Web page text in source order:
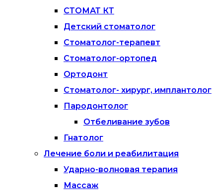
СТОМАТ КТ
Детский стоматолог
Стоматолог-терапевт
Стоматолог-ортопед
Ортодонт
Стоматолог- хирург, имплантолог
Пародонтолог
Отбеливание зубов
Гнатолог
Лечение боли и реабилитация
Ударно-волновая терапия
Массаж